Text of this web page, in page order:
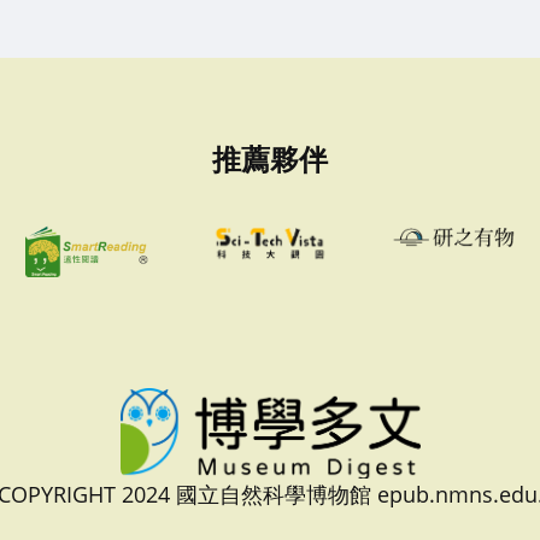
推薦夥伴
2024 國立自然科學博物館